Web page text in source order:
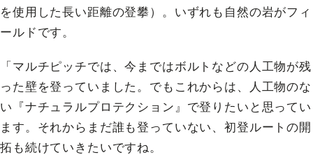
を使用した長い距離の登攀）。いずれも自然の岩がフィ
ールドです。
「マルチピッチでは、今まではボルトなどの人工物が残
った壁を登っていました。でもこれからは、人工物のな
い『ナチュラルプロテクション』で登りたいと思ってい
ます。それからまだ誰も登っていない、初登ルートの開
拓も続けていきたいですね。